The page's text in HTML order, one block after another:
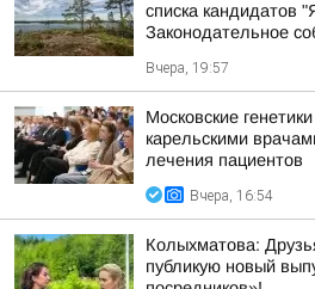
списка кандидатов
Законодательное
Вчера, 19:57
Московские
карельскими
лечения пациентов
Вчера, 16:54
Колыхматова:
публикую новый